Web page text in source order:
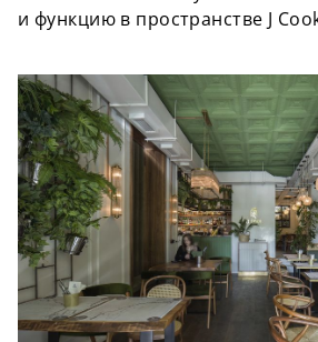
и функцию в пространстве J